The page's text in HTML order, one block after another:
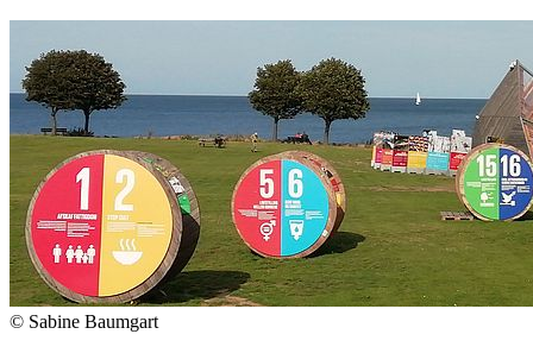
© Sabine Baumgart